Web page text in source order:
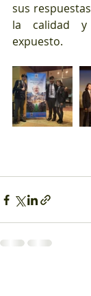
sus
la calidad
expuesto.